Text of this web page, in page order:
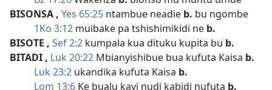
BISONSA , Yes 65:25 ntambue neadie b. bu ngombe
1Ko 3:12 muibake pa tshishimikidi ne b.
BISOTE , Sef 2:2 kumpala kua dituku kupita bu b.
BITADI , Luk 20:22 Mbianyishibue bua kufuta Kaisa b.
Luk 23:2 ukandika kufuta Kaisa b.
Lom 13:6 Ke bualu kayi nudi kabidi nufuta b.